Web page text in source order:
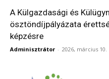
A Külgazdasági és
ösztöndíjpályázata
képzésre
Adminisztrátor - 2026, március 10.